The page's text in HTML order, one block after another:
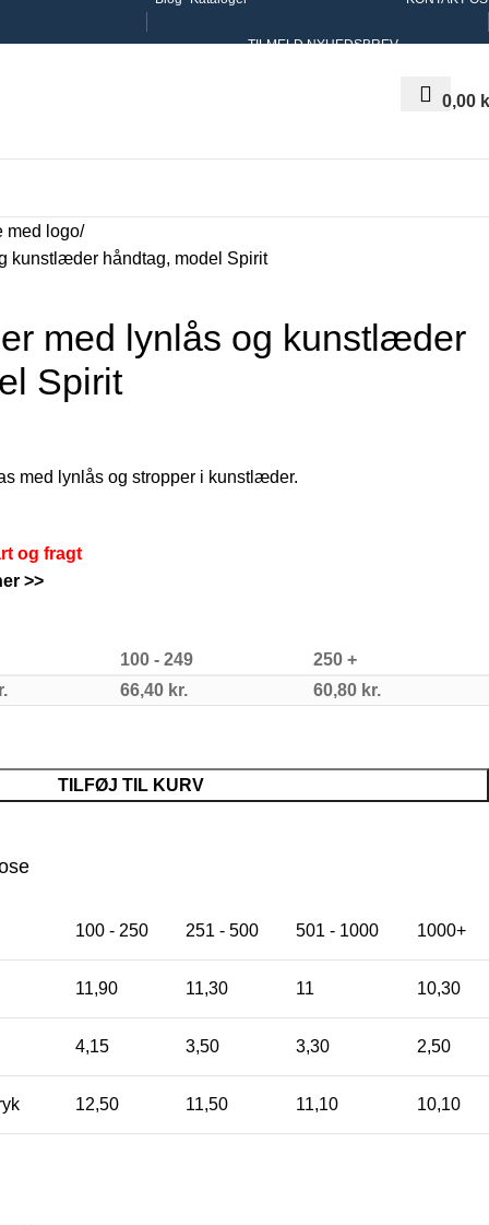
TILMELD NYHEDSBREV
0,00
med logo
kunstlæder håndtag, model Spirit
med lynlås og kunstlæder
Spirit
med lynlås og stropper i kunstlæder.
og fragt
>>
100 - 249
250 +
66,40 kr. 60,80 kr.
TILFØJ TIL KURV
100 - 250 251 - 500 501 - 1000 1000+
11,90 11,30 11 10,30
4,15 3,50 3,30 2,50
12,50 11,50 11,10 10,10